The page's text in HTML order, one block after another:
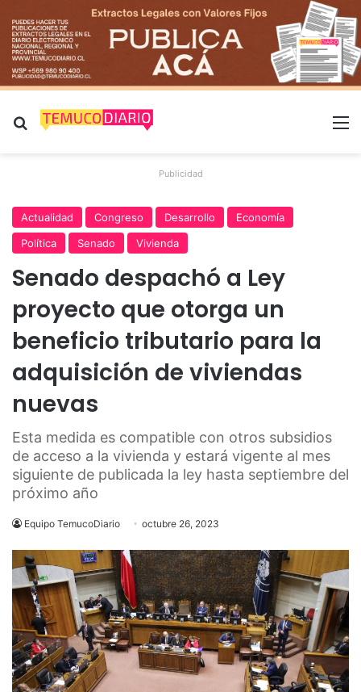
Buscar por
Publicidad
Actualidad Congreso Desarrollo
Economía
Política
Senado Vivienda
Senado despachó a Ley
proyecto que otorga un
beneficio tributario para la
adquisición de viviendas
nuevas
Esta medida es compatible con otros subsidios
de acceso a la vivienda y estará vigente al mes
siguiente de publicada la ley hasta septiembre del
próximo año
Equipo TemucoDiario octubre 26, 2023